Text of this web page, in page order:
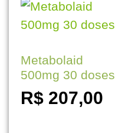
Metabolaid
500mg 30 doses
R$ 207,00